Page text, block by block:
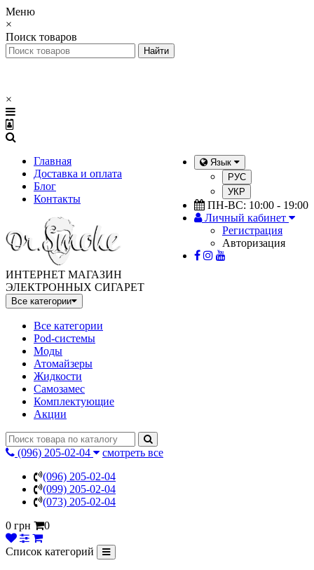
Меню
×
Поиск товаров
×
Главная
Доставка и оплата
Блог
Контакты
Язык
РУС
УКР
ПН-ВС: 10:00 - 19:00
Личный кабинет
Регистрация
Авторизация
ИНТЕРНЕТ МАГАЗИН
ЭЛЕКТРОННЫХ СИГАРЕТ
Все категории
Все категории
Pod-системы
Моды
Атомайзеры
Жидкости
Самозамес
Комплектующие
Акции
(096) 205-02-04
смотреть все
(096) 205-02-04
(099) 205-02-04
(073) 205-02-04
0 грн
0
Список категорий